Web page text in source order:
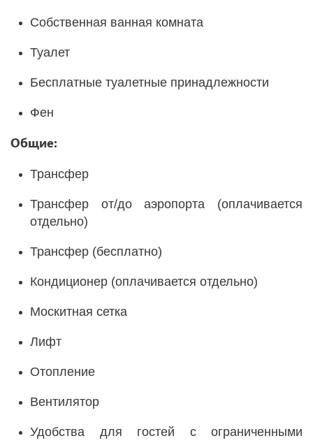
Собственная ванная комната
Туалет
Бесплатные туалетные принадлежности
Фен
Общие:
Трансфер
Трансфер от/до аэропорта (оплачивается
отдельно)
Трансфер (бесплатно)
Кондиционер (оплачивается отдельно)
Москитная сетка
Лифт
Отопление
Вентилятор
Удобства для гостей с ограниченными